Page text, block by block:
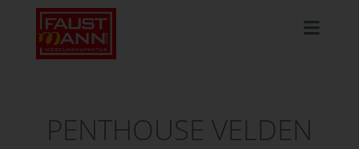
PENTHOUSE VELDEN